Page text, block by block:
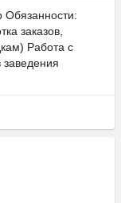
Обязанности:
заказов,
Работа с